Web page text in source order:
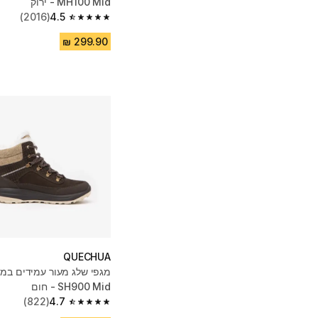
4.5
4.5 out of 5 stars from 2016 reviews
(2016)
QUECHUA
מגפי שלג מעור עמידים
SH900 Mid - חום
4.7
4.7 out of 5 stars from 822 reviews
(822)